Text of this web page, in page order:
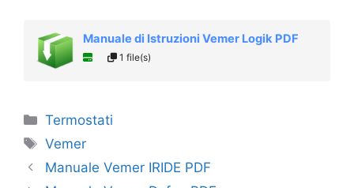
Manuale di Istruzioni Vemer Logik PDF
1 file(s)
Categorie
Termostati
Tag
Vemer
Manuale Vemer IRIDE PDF